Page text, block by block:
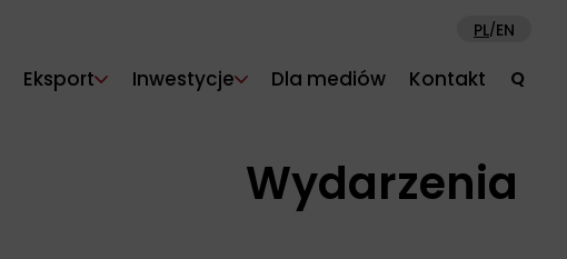
Eksport Inwestycje Dla mediów Kontakt Q
PL/EN
Wydarzenia